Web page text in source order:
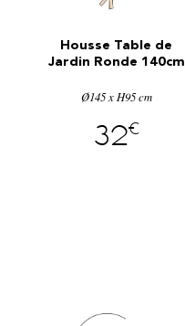
Housse Table de
Jardin Ronde 140cm
Ø145 x H95 cm
32€